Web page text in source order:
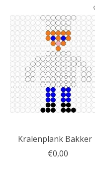
Kralenplank Bakker
€0,00